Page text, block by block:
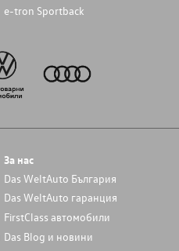
e-tron Sportback
За нас
Das WeltAuto България
Das WeltAuto гаранция
FirstClass автомобили
Das Blog и новини